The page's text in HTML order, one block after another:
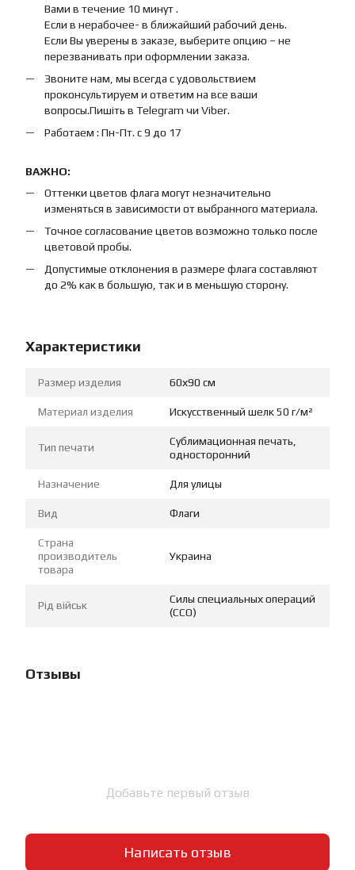
Вами в течение 10 минут .
Если в нерабочее- в ближайший рабочий день.
Если Вы уверены в заказе, выберите опцию – не
перезванивать при оформлении заказа.
Звоните нам, мы всегда с удовольствием
проконсультируем и ответим на все ваши
вопросы.Пишіть в Telegram чи Viber.
Работаем : Пн-Пт. с 9 до 17
ВАЖНО:
Оттенки цветов флага могут незначительно
изменяться в зависимости от выбранного материала.
Точное согласование цветов возможно только после
цветовой пробы.
Допустимые отклонения в размере флага составляют
до 2% как в большую, так и в меньшую сторону.
Характеристики
Размер изделия 60х90 см
Материал изделия Искусственный шелк 50 г/м²
Тип печати
Сублимационная печать,
односторонний
Назначение Для улицы
Вид Флаги
Страна
производитель
товара
Украина
Рід військ
Силы специальных операций
(ССО)
Отзывы
Добавьте первый отзыв
Написать отзыв